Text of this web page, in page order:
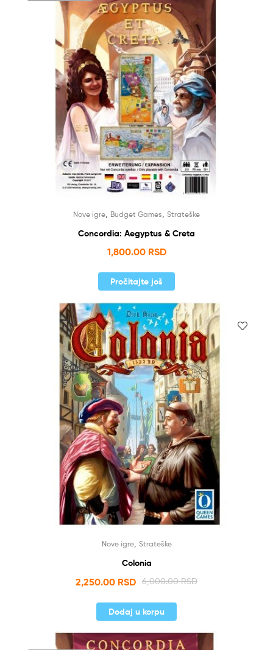
Nove igre Budget Games Strateške
Concordia: Aegyptus & Creta
1,800.00 RSD
Pročitajte još
Nove igre, Strateške
Colonia
6,000.00RSD
2,250.00 RSD
Dodaj u korpu